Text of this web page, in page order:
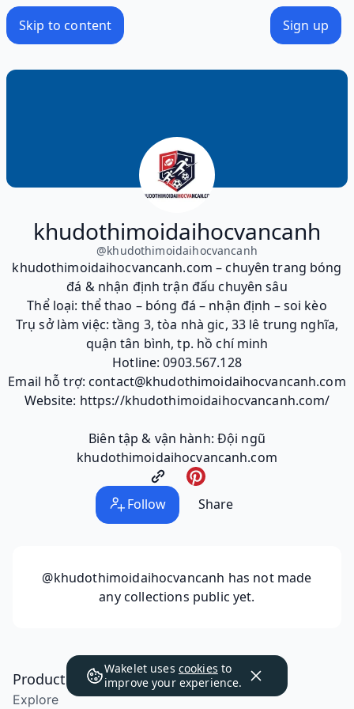
Skip to content Sign up
khudothimoidaihocvancanh
@khudothimoidaihocvancanh
khudothimoidaihocvancanh.com – chuyên trang bóng
đá & nhận định trận đấu chuyên sâu
Thể loại: thể thao – bóng đá – nhận định – soi kèo
Trụ sở làm việc: tầng 3, tòa nhà gic, 33 lê trung nghĩa,
quận tân bình, tp. hồ chí minh
Hotline: 0903.567.128
Email hỗ trợ: contact@khudothimoidaihocvancanh.com
Website: https://khudothimoidaihocvancanh.com/
Biên tập & vận hành: Đội ngũ
khudothimoidaihocvancanh.com
Follow Share
@khudothimoidaihocvancanh has not made
any collections public yet.
Wakelet uses cookies to
improve your experience.
Product
Explore